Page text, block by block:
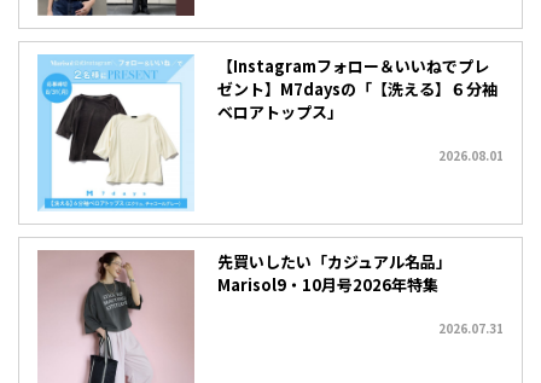
【Instagramフォロー＆いいねでプレ
ゼント】M7daysの「【洗える】６分袖
ベロアトップス」
2026.08.01
先買いしたい「カジュアル名品」
Marisol9・10月号2026年特集
2026.07.31